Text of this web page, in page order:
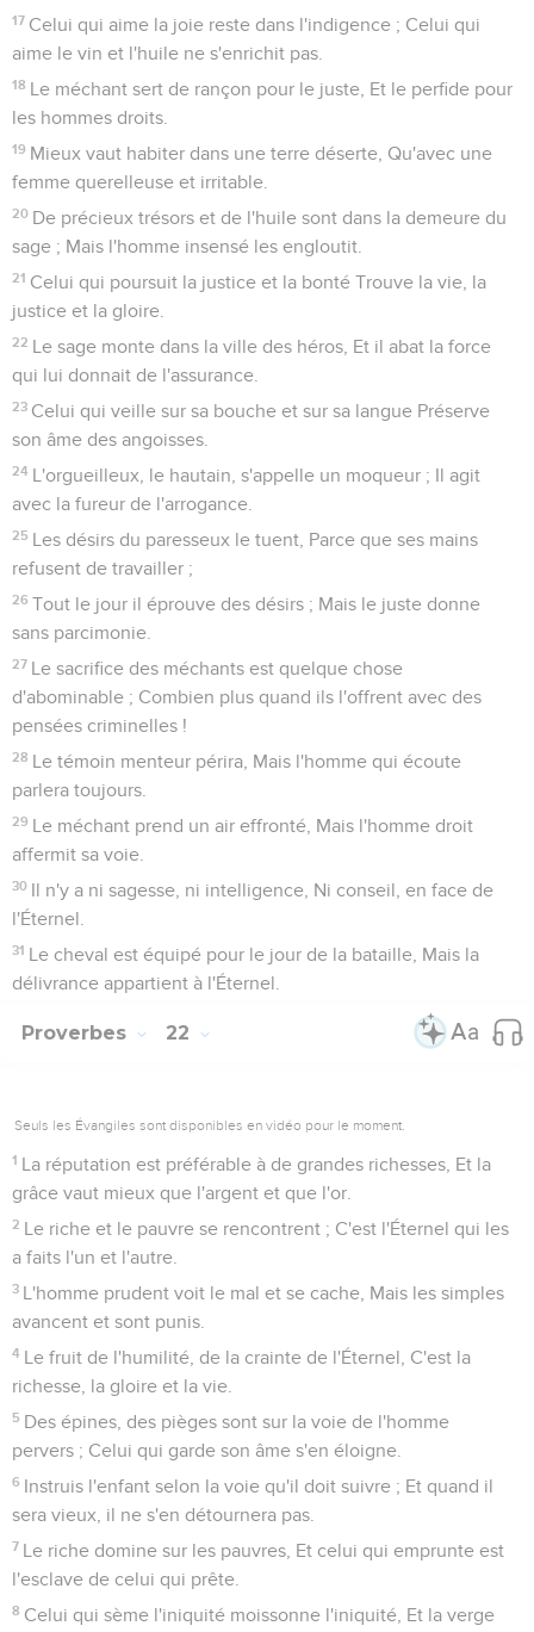
17 Celui qui aime la joie reste dans l'indigence ; Celui qui
aime le vin et l'huile ne s'enrichit pas.
18 Le méchant sert de rançon pour le juste, Et le perfide pour
les hommes droits.
19 Mieux vaut habiter dans une terre déserte, Qu'avec une
femme querelleuse et irritable.
20 De précieux trésors et de l'huile sont dans la demeure du
sage ; Mais l'homme insensé les engloutit.
21 Celui qui poursuit la justice et la bonté Trouve la vie, la
justice et la gloire.
22 Le sage monte dans la ville des héros, Et il abat la force
qui lui donnait de l'assurance.
23 Celui qui veille sur sa bouche et sur sa langue Préserve
son âme des angoisses.
24 L'orgueilleux, le hautain, s'appelle un moqueur ; Il agit
avec la fureur de l'arrogance.
25 Les désirs du paresseux le tuent, Parce que ses mains
refusent de travailler ;
26 Tout le jour il éprouve des désirs ; Mais le juste donne
sans parcimonie.
27 Le sacrifice des méchants est quelque chose
d'abominable ; Combien plus quand ils l'offrent avec des
pensées criminelles !
28 Le témoin menteur périra, Mais l'homme qui écoute
parlera toujours.
29 Le méchant prend un air effronté, Mais l'homme droit
affermit sa voie.
30 Il n'y a ni sagesse, ni intelligence, Ni conseil, en face de
l'Éternel.
31 Le cheval est équipé pour le jour de la bataille, Mais la
délivrance appartient à l'Éternel.
Proverbes 22
Seuls les Évangiles sont disponibles en vidéo pour le moment.
1 La réputation est préférable à de grandes richesses, Et la
grâce vaut mieux que l'argent et que l'or.
2 Le riche et le pauvre se rencontrent ; C'est l'Éternel qui les
a faits l'un et l'autre.
3 L'homme prudent voit le mal et se cache, Mais les simples
avancent et sont punis.
4 Le fruit de l'humilité, de la crainte de l'Éternel, C'est la
richesse, la gloire et la vie.
5 Des épines, des pièges sont sur la voie de l'homme
pervers ; Celui qui garde son âme s'en éloigne.
6 Instruis l'enfant selon la voie qu'il doit suivre ; Et quand il
sera vieux, il ne s'en détournera pas.
7 Le riche domine sur les pauvres, Et celui qui emprunte est
l'esclave de celui qui prête.
8 Celui qui sème l'iniquité moissonne l'iniquité, Et la verge